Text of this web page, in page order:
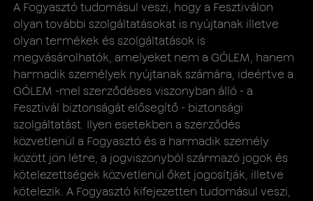
A Fogyasztó tudomásul veszi, hogy a Fesztiválon
olyan további szolgáltatásokat is nyújtanak illetve
olyan termékek és szolgáltatások is
megvásárolhatók, amelyeket nem a GÓLEM, hanem
harmadik személyek nyújtanak számára, ideértve a
GÓLEM -mel szerződéses viszonyban álló - a
Fesztivál biztonságát elősegítő - biztonsági
szolgáltatást. Ilyen esetekben a szerződés
közvetlenül a Fogyasztó és a harmadik személy
között jön létre, a jogviszonyból származó jogok és
kötelezettségek közvetlenül őket jogosítják, illetve
kötelezik. A Fogyasztó kifejezetten tudomásul veszi,